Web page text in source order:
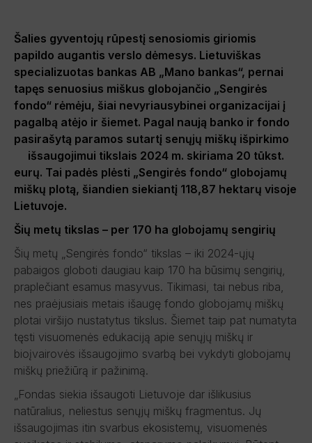
Šalies gyventojų rūpestį senosiomis giriomis
papildo augantis verslo dėmesys. Lietuviškas
specializuotas bankas AB „Mano bankas“, pernai
tapęs senuosius miškus globojančio „Sengirės
fondo“ rėmėju, šiai nevyriausybinei organizacijai į
pagalbą atėjo ir šiemet. Pagal naują banko ir fondo
pasirašytą paramos sutartį senųjų miškų išpirkimo
išsaugojimui tikslais 2024 m. skiriama 20 tūkst.
eurų. Tai padės plėsti „Sengirės fondo“ globojamų
miškų plotą, šiandien siekiantį 118,87 hektarų visoje
Lietuvoje.
Šių metų tikslas – per 170 ha globojamų sengirių
Šių metų „Sengirės fondo“ tikslas – iki 2024-ųjų
pabaigos globoti daugiau kaip 170 ha būsimų sengirių,
praplečiant esamus masyvus. Tikimasi, tai nebus riba,
nes praėjusiais metais išaugę fondo globojamų miškų
plotai viršijo nustatytus tikslus. Šiemet taip pat numatyta
tęsti visuomenės edukaciją apie senųjų miškų ir
bioįvairovės išsaugojimo svarbą bei vykdyti globojamų
miškų priežiūrą ir pažinimą.
„Fondas siekia išsaugoti Lietuvoje dar išlikusius
natūralius, neliestus senųjų miškų fragmentus. Jų
išsaugojimas itin svarbus ekosistemų, visuomenės